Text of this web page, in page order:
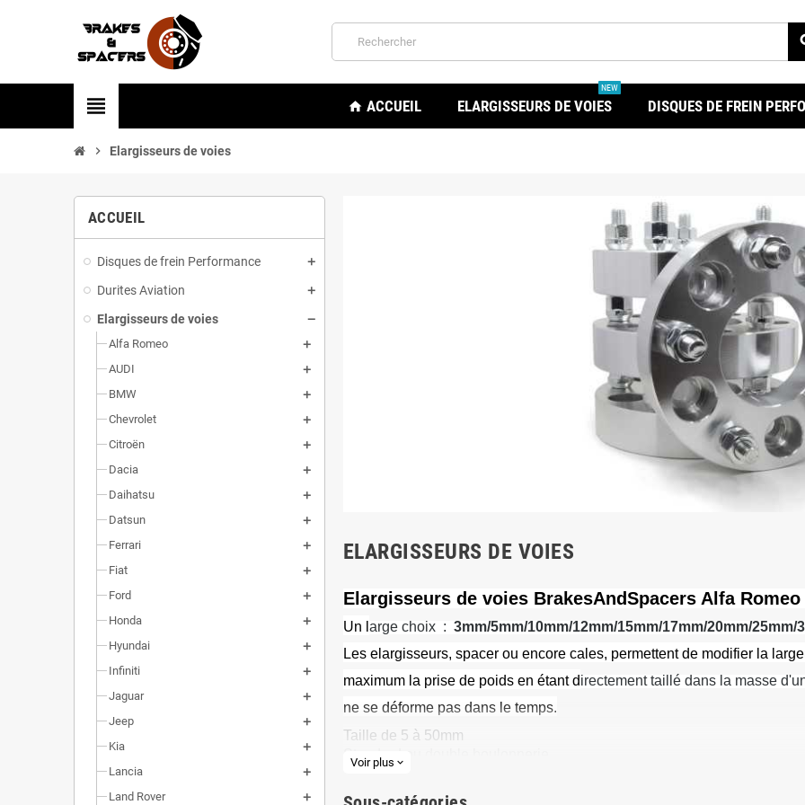
view_headline home ACCUEIL ELARGISSEURS DE VOIES
NEW
DISQUES DE FREIN
chevron_right Elargisseurs de voies
ACCUEIL
Disques de frein Performance
Durites Aviation
Elargisseurs de voies
Alfa Romeo
AUDI
BMW
Chevrolet
Citroën
Dacia
Daihatsu
Datsun
Ferrari
Fiat
Ford
Honda
Hyundai
Infiniti
Jaguar
Jeep
Kia
Lancia
Land Rover
ELARGISSEURS DE VOIES
Elargisseurs de voies BrakesAndSpacers Alfa Romeo
Un l arge choix : 3mm/5mm/10mm/12mm/15mm/17mm/20mm/25mm/
Les elargisseurs, spacer ou encore cales, permettent de modifier la
maximum la prise de poids en étant directement taillé dans la masse
ne se déforme pas dans le temps.
Taille de 5 à 50mm
Standard ou double boulonnerie
Vendu par paire
Visserie spécifique fournie
Voir plus expand_more